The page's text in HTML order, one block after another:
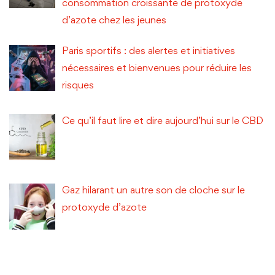
d’azote chez les jeunes
Paris sportifs : des alertes et initiatives
nécessaires et bienvenues pour réduire les
risques
Ce qu’il faut lire et dire aujourd’hui sur le CBD
Gaz hilarant un autre son de cloche sur le
protoxyde d’azote